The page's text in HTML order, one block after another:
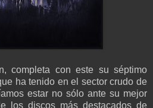
completa con este su séptimo
ha tenido en el sector crudo de
estar no sólo ante su mejor
los discos más destacados de